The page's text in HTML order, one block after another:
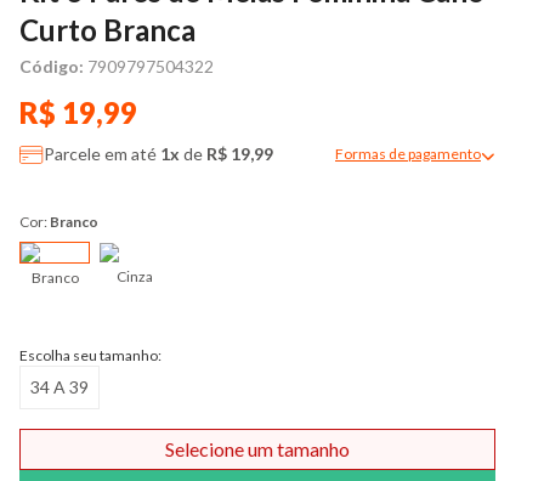
Curto Branca
Código: 7909797504322
R$ 19,99
Parcele em até 1x de R$ 19,99 Formas de pagamento
Cor: Branco
Branco Cinza
Escolha seu tamanho:
34 A 39
Comprar
Selecione um tamanho